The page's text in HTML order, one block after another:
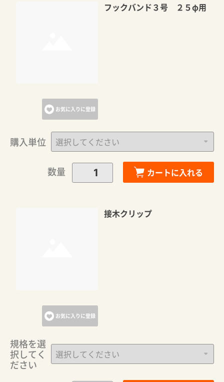
お気に入りに登録
フックバンド３号 ２５φ用
購入単位
数量 カートに入れる
お気に入りに登録
接木クリップ
規格を選
択してく
ださい
カートに追加しました。
カートへ進む